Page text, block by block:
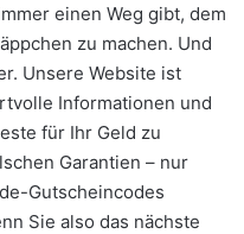
einen Weg gibt, dem
zu machen. Und
Unsere Website ist
Informationen und
für Ihr Geld zu
Garantien – nur
Gutscheincodes
Sie also das nächste